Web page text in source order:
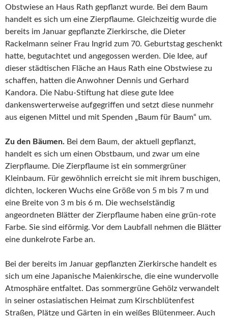
Obstwiese an Haus Rath gepflanzt wurde. Bei dem Baum
handelt es sich um eine Zierpflaume. Gleichzeitig wurde die
bereits im Januar gepflanzte Zierkirsche, die Dieter
Rackelmann seiner Frau Ingrid zum 70. Geburtstag geschenkt
hatte, begutachtet und angegossen werden. Die Idee, auf
dieser städtischen Fläche an Haus Rath eine Obstwiese zu
schaffen, hatten die Anwohner Dennis und Gerhard
Kandora. Die Nabu-Stiftung hat diese gute Idee
dankenswerterweise aufgegriffen und setzt diese nunmehr
aus eigenen Mittel und mit Spenden „Baum für Baum“ um.
Zu den Bäumen. Bei dem Baum, der aktuell gepflanzt,
handelt es sich um einen Obstbaum, und zwar um eine
Zierpflaume. Die Zierpflaume ist ein sommergrüner
Kleinbaum. Für gewöhnlich erreicht sie mit ihrem buschigen,
dichten, lockeren Wuchs eine Größe von 5 m bis 7 m und
eine Breite von 3 m bis 6 m. Die wechselständig
angeordneten Blätter der Zierpflaume haben eine grün-rote
Farbe. Sie sind eiförmig. Vor dem Laubfall nehmen die Blätter
eine dunkelrote Farbe an.
Bei der bereits im Januar gepflanzten Zierkirsche handelt es
sich um eine Japanische Maienkirsche, die eine wundervolle
Atmosphäre entfaltet. Das sommergrüne Gehölz verwandelt
in seiner ostasiatischen Heimat zum Kirschblütenfest
Straßen, Plätze und Gärten in ein weißes Blütenmeer. Auch